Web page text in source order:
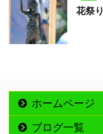
花祭り
ホームページ
ブログ一覧